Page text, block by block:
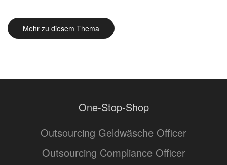
Mehr zu diesem Thema
One-Stop-Shop
Outsourcing Geldwäsche Officer
Outsourcing Compliance Officer